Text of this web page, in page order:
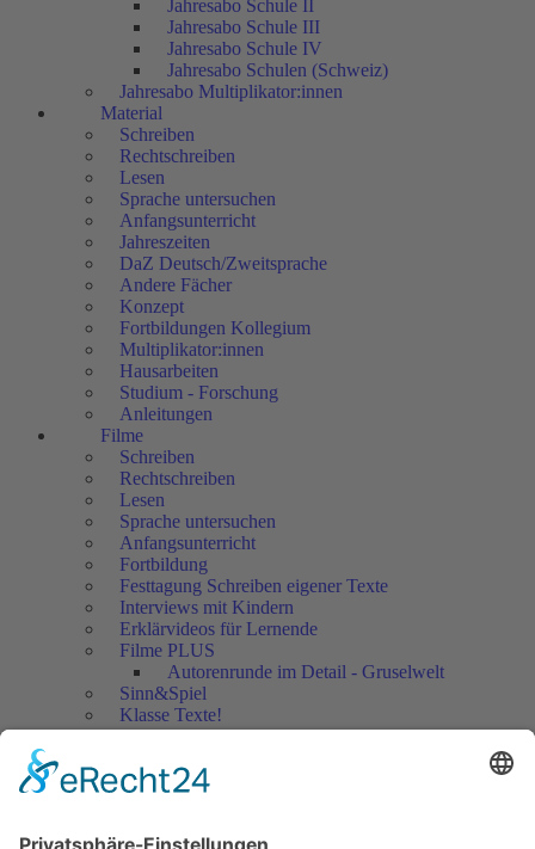
Jahresabo Schule II
Jahresabo Schule III
Jahresabo Schule IV
Jahresabo Schulen (Schweiz)
Jahresabo Multiplikator:innen
Material
Schreiben
Rechtschreiben
Lesen
Sprache untersuchen
Anfangsunterricht
Jahreszeiten
DaZ Deutsch/Zweitsprache
Andere Fächer
Konzept
Fortbildungen Kollegium
Multiplikator:innen
Hausarbeiten
Studium - Forschung
Anleitungen
Filme
Schreiben
Rechtschreiben
Lesen
Sprache untersuchen
Anfangsunterricht
Fortbildung
Festtagung Schreiben eigener Texte
Interviews mit Kindern
Erklärvideos für Lernende
Filme PLUS
Autorenrunde im Detail - Gruselwelt
Sinn&Spiel
Klasse Texte!
Filmausschnitte Grundschule
Jedes Kind wertschätzen!
Artikel